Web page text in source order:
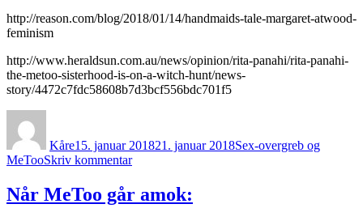
http://reason.com/blog/2018/01/14/handmaids-tale-margaret-atwood-
feminism
http://www.heraldsun.com.au/news/opinion/rita-panahi/rita-panahi-
the-metoo-sisterhood-is-on-a-witch-hunt/news-
story/4472c7fdc58608b7d3bcf556bdc701f5
Kåre15. januar 201821. januar 2018Sex-overgreb og
MeTooSkriv kommentartil
feministerne
æder
Når MeToo går amok: